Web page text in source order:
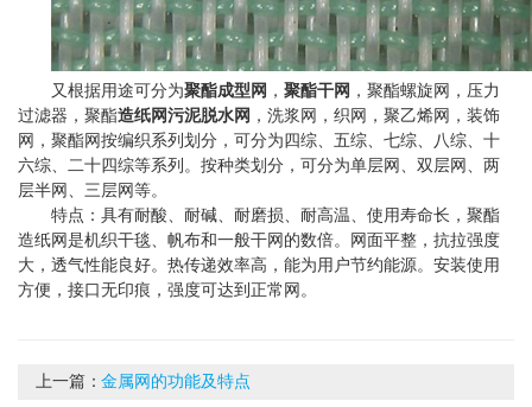
又根据用途可分为聚酯成型网 ， 聚酯干网 ，聚酯螺旋网，压力
过滤器，聚酯造纸网污泥脱水网 ，洗浆网，织网，聚乙烯网，装饰
网，聚酯网按编织系列划分，可分为四综、五综、七综、八综、十
六综、二十四综等系列。按种类划分，可分为单层网、双层网、两
层半网、三层网等。
特点：具有耐酸、耐碱、耐磨损、耐高温、使用寿命长，聚酯
造纸网是机织干毯、帆布和一般干网的数倍。网面平整，抗拉强度
大，透气性能良好。热传递效率高，能为用户节约能源。安装使用
方便，接口无印痕，强度可达到正常网。
上一篇：金属网的功能及特点